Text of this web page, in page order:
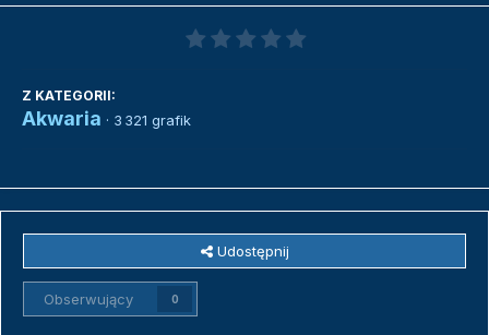
Z KATEGORII:
Akwaria · 3 321 grafik
Udostępnij
Obserwujący 0